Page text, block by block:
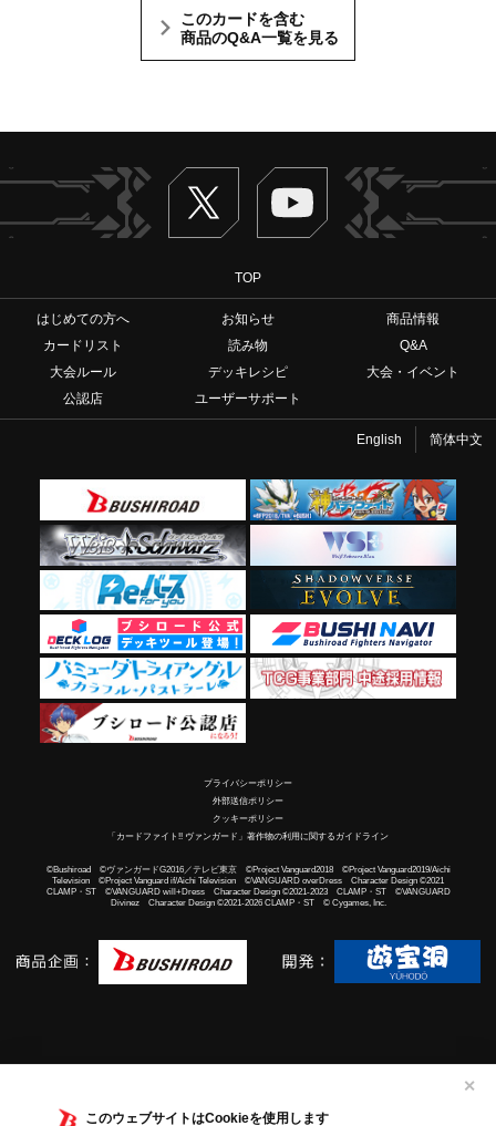
このウェブサイトはCookieを使用します
✕
このカードを含む
商品のQ&A一覧を見る
Twitter ヴァンガードch
TOP
はじめての方へ お知らせ
商品情報
カードリスト
読み物
Q&A
大会ルール
デッキレシピ
大会・イベント
公認店
ユーザーサポート
English 简体中文
プライバシーポリシー
外部送信ポリシー
クッキーポリシー
「カードファイト!! ヴァンガード」著作物の利用に関するガイドライン
©Bushiroad ©ヴァンガードG2016／テレビ東京 ©Project Vanguard2018 ©Project Vanguard2019/Aichi
Television ©Project Vanguard if/Aichi Television ©VANGUARD overDress Character Design ©2021
CLAMP・ST ©VANGUARD will+Dress Character Design ©2021-2023 CLAMP・ST ©VANGUARD
Divinez Character Design ©2021-2026 CLAMP・ST © Cygames, Inc.